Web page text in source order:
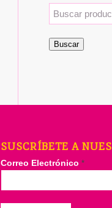
Buscar
SUSCRÍBETE A
Correo Electrónico*